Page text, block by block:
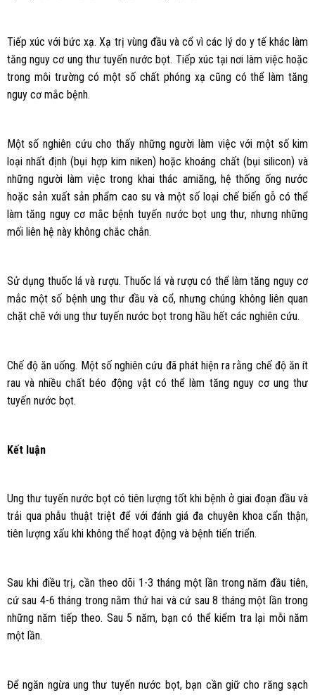
Tiếp xúc với bức xạ. Xạ trị vùng đầu và cổ vì các lý do y tế khác làm
tăng nguy cơ ung thư tuyến nước bọt. Tiếp xúc tại nơi làm việc hoặc
trong môi trường có một số chất phóng xạ cũng có thể làm tăng
nguy cơ mắc bệnh.
Một số nghiên cứu cho thấy những người làm việc với một số kim
loại nhất định (bụi hợp kim niken) hoặc khoáng chất (bụi silicon) và
những người làm việc trong khai thác amiăng, hệ thống ống nước
hoặc sản xuất sản phẩm cao su và một số loại chế biến gỗ có thể
làm tăng nguy cơ mắc bệnh tuyến nước bọt ung thư, nhưng những
mối liên hệ này không chắc chắn.
Sử dụng thuốc lá và rượu. Thuốc lá và rượu có thể làm tăng nguy cơ
mắc một số bệnh ung thư đầu và cổ, nhưng chúng không liên quan
chặt chẽ với ung thư tuyến nước bọt trong hầu hết các nghiên cứu.
Chế độ ăn uống. Một số nghiên cứu đã phát hiện ra rằng chế độ ăn ít
rau và nhiều chất béo động vật có thể làm tăng nguy cơ ung thư
tuyến nước bọt.
Kết luận
Ung thư tuyến nước bọt có tiên lượng tốt khi bệnh ở giai đoạn đầu và
trải qua phẫu thuật triệt để với đánh giá đa chuyên khoa cẩn thận,
tiên lượng xấu khi không thể hoạt động và bệnh tiến triển.
Sau khi điều trị, cần theo dõi 1-3 tháng một lần trong năm đầu tiên,
cứ sau 4-6 tháng trong năm thứ hai và cứ sau 8 tháng một lần trong
những năm tiếp theo. Sau 5 năm, bạn có thể kiểm tra lại mỗi năm
một lần.
Để ngăn ngừa ung thư tuyến nước bọt, bạn cần giữ cho răng sạch